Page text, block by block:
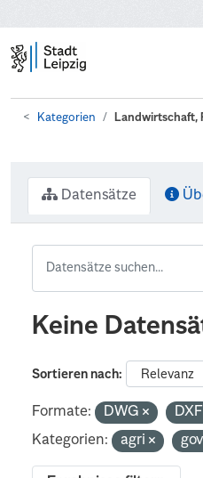
Kategorien Landwirtschaft,
Datensätze
Keine
Sortieren nach
Formate: DWG
Kategorien:
agri